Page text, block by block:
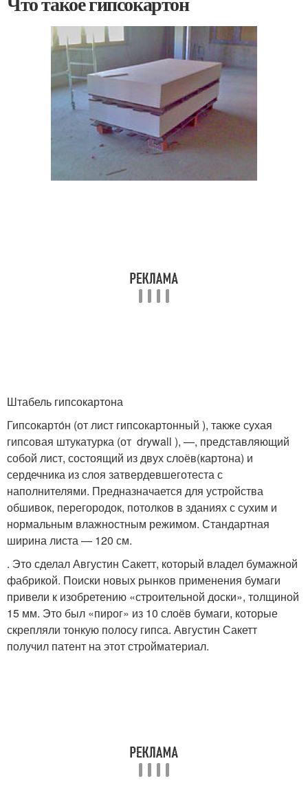
Штабель гипсокартона
Гипсокарто́н (от лист гипсокартонный ), также сухая
гипсовая штукатурка (от drywall ), —, представляющий
собой лист, состоящий из двух слоёв(картона) и
сердечника из слоя затвердевшеготеста с
наполнителями. Предназначается для устройства
обшивок, перегородок, потолков в зданиях с сухим и
нормальным влажностным режимом. Стандартная
ширина листа — 120 см.
. Это сделал Августин Сакетт, который владел бумажной
фабрикой. Поиски новых рынков применения бумаги
привели к изобретению «строительной доски», толщиной
15 мм. Это был «пирог» из 10 слоёв бумаги, которые
скрепляли тонкую полосу гипса. Августин Сакетт
получил патент на этот стройматериал.